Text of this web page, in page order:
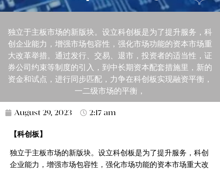
独立于主板市场的新版块。设立科创板是为了提升服务，科
创企业能力，增强市场包容性，强化市场功能的资本市场重
大改革举措。通过发行、交易、退市，投资者的适当性，证
券公司约束等制度的引入，到中长期资本配套措施里，新的
资金和试点，进行同步匹配，力争在科创板实现融资平衡，
一二级市场的平衡，
August 29, 2023 2:17 am
【科创板】
独立于主板市场的新版块。设立科创板是为了提升服务，科创
企业能力，增强市场包容性，强化市场功能的资本市场重大改